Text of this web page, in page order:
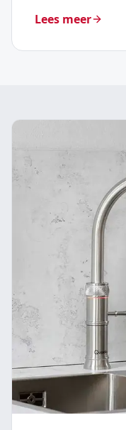
Lees meer